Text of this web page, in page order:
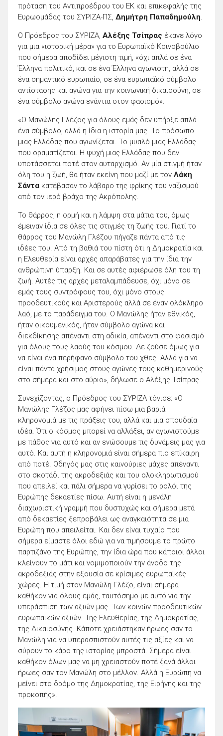
πρόταση του Αντιπροέδρου του ΕΚ και επικεφαλής της
Ευρωομάδας του ΣΥΡΙΖΑ-ΠΣ, Δημήτρη Παπαδημούλη.
Ο Πρόεδρος του ΣΥΡΙΖΑ, Αλέξης Τσίπρας έκανε λόγο
για μια «ιστορική μέρα» για το Ευρωπαϊκό Κοινοβούλιο
που σήμερα αποδίδει μέγιστη τιμή, «όχι απλά σε ένα
Έλληνα πολιτικό, και σε ένα Έλληνα αγωνιστή, αλλά σε
ένα σημαντικό ευρωπαίο, σε ένα ευρωπαϊκό σύμβολο
αντίστασης και αγώνα για την κοινωνική δικαιοσύνη, σε
ένα σύμβολο αγώνα ενάντια στον φασισμό».
«Ο Μανώλης Γλέζος για όλους εμάς δεν υπήρξε απλά
ένα σύμβολο, αλλά η ίδια η ιστορία μας. Το πρόσωπο
μιας Ελλάδας που αγωνίζεται. Το μυαλό μιας Ελλάδας
που οραματίζεται. Η ψυχή μιας Ελλάδας που δεν
υποτάσσεται ποτέ στον αυταρχισμό. Αν μία στιγμή ήταν
όλη του η ζωή, θα ήταν εκείνη που μαζί με τον Λάκη
Σάντα κατέβασαν το λάβαρο της φρίκης του ναζισμού
από τον ιερό βράχο της Ακρόπολης.
Το θάρρος, η ορμή και η λάμψη στα μάτια του, όμως
έμειναν ίδια σε όλες τις στιγμές τη ζωής του. Γιατί το
θάρρος του Μανώλη Γλέζου πήγαζε πάντα από τις
ιδέες του. Από τη βαθιά του πίστη ότι η Δημοκρατία και
η Ελευθερία είναι αρχές απαράβατες για την ίδια την
ανθρώπινη ύπαρξη. Και σε αυτές αφιέρωσε όλη του τη
ζωή. Αυτές τις αρχές μεταλαμπάδευσε, όχι μόνο σε
εμάς τους συντρόφους του, όχι μόνο στους
προοδευτικούς και Αριστερούς αλλά σε έναν ολόκληρο
λαό, με το παράδειγμα του. Ο Μανώλης ήταν εθνικός,
ήταν οικουμενικός, ήταν σύμβολο αγώνα και
διεκδίκησης απέναντι στη αδικία, απέναντι στο φασισμό
για όλους τους λαούς του κόσμου. Δε ζούσε όμως για
να είναι ένα περήφανο σύμβολο του χθες. Αλλά για να
είναι πάντα χρήσιμος στους αγώνες τους καθημερινούς
στο σήμερα και στο αύριο», δήλωσε ο Αλέξης Τσίπρας.
Συνεχίζοντας, ο Πρόεδρος του ΣΥΡΙΖΑ τόνισε: «Ο
Μανώλης Γλέζος μας αφήνει πίσω μια βαριά
κληρονομιά με τις πράξεις του, αλλά και μια σπουδαία
ιδέα. Ότι ο κόσμος μπορεί να αλλάξει, αν αγωνιστούμε
με πάθος για αυτό και αν ενώσουμε τις δυνάμεις μας για
αυτό. Και αυτή η κληρονομιά είναι σήμερα πιο επίκαιρη
από ποτέ. Οδηγός μας στις καινούριες μάχες απέναντι
στο σκοτάδι της ακροδεξιάς και του ολοκληρωτισμού
που απειλεί και πάλι σήμερα να γυρίσει το ρολόι της
Ευρώπης δεκαετίες πίσω. Αυτή είναι η μεγάλη
διαχωριστική γραμμή που δυστυχώς και σήμερα μετά
από δεκαετίες ξεπροβάλει ως αναγκαιότητα σε μια
Ευρώπη που απειλείται. Και δεν είναι τυχαίο που
σήμερα είμαστε όλοι εδώ για να τιμήσουμε το πρώτο
παρτιζάνο της Ευρώπης, την ίδια ώρα που κάποιοι άλλοι
κλείνουν το μάτι και νομιμοποιούν την άνοδο της
ακροδεξιάς στην εξουσία σε κρίσιμες ευρωπαϊκές
χώρες. Η τιμή στον Μανώλη Γλέζο, είναι σήμερα
καθήκον για όλους εμάς, ταυτόσημο με αυτό για την
υπεράσπιση των αξιών μας. Των κοινών προοδευτικών
ευρωπαϊκών αξιών. Της Ελευθερίας, της Δημοκρατίας,
της Δικαιοσύνης. Κάποτε χρειάστηκαν ήρωες σαν το
Μανώλη για να υπερασπιστούν αυτές τις αξίες και να
σύρουν το κάρο της ιστορίας μπροστά. Σήμερα είναι
καθήκον όλων μας να μη χρειαστούν ποτέ ξανά άλλοι
ήρωες σαν τον Μανώλη στο μέλλον. Αλλά η Ευρώπη να
μείνει στο δρόμο της Δημοκρατίας, της Ειρήνης και της
προκοπής».